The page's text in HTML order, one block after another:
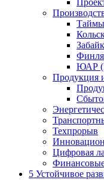
ЮАР
Продукция
Техпрорыв
Цифровая
5 Устойчивое